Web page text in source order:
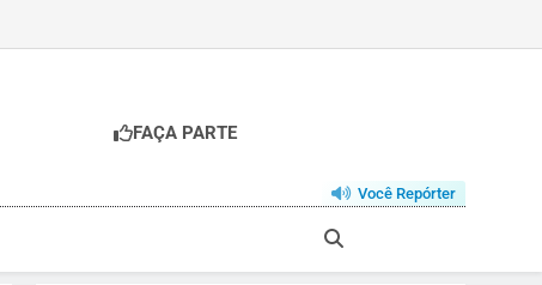
FAÇA PARTE
Você Repórter